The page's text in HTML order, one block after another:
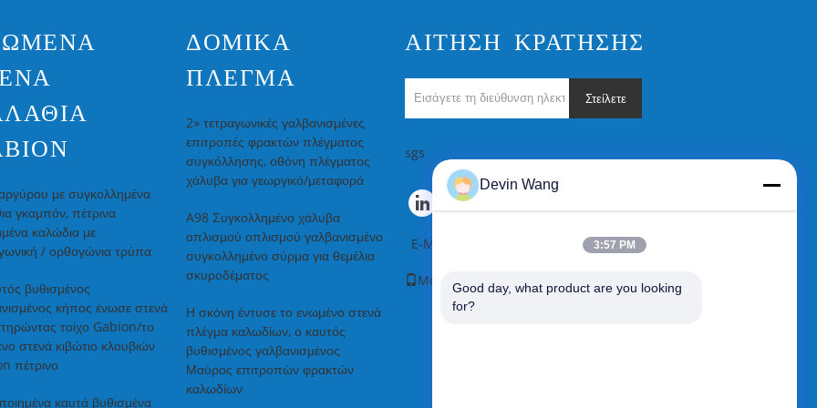
με συγκολλημένα
γκαμπόν, πέτρινα
καλώδια με
/ ορθογώνια τρύπα
βυθισμένος
κήπος ένωσε στενά
τοίχο Gabion/το
στενά κιβώτιο κλουβιών
πέτρινο
καυτά βυθισμένα
ΔΟΜΙΚΆ
ΠΛΈΓΜΑ
2» τετραγωνικές γαλβανισμένες
επιτροπές φρακτών πλέγματος
συγκόλλησης, οθόνη πλέγματος
χάλυβα για γεωργικό/μεταφορά
A98 Συγκολλημένο χάλυβα
οπλισμού οπλισμού γαλβανισμένο
συγκολλημένο σύρμα για θεμέλια
σκυροδέματος
Η σκόνη έντυσε το ενωμένο στενά
πλέγμα καλωδίων, ο καυτός
βυθισμένος γαλβανισμένος
Μαύρος επιτροπών φρακτών
καλωδίων
ΑΊΤΗΣΗ ΚΡΆΤΗΣΗΣ
Στείλετε
sgs
E-Mail
Mobile Site
Devin Wang
3:57 PM
Good day, what product are you looking
for?